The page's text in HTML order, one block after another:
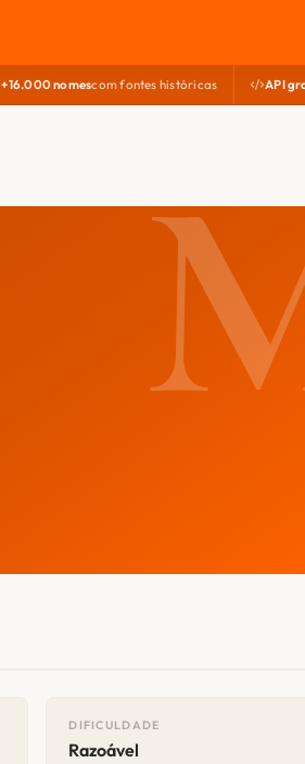
+16.000 nomescom fontes históricas API
DIFICULDADE
Razoável